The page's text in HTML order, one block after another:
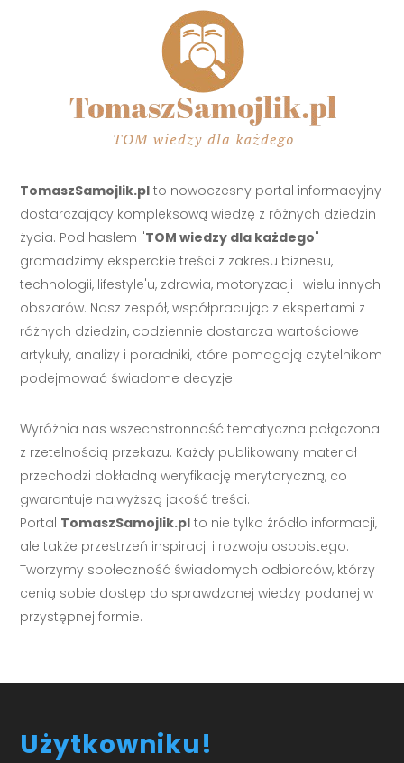
TomaszSamojlik.pl to nowoczesny portal informacyjny
dostarczający kompleksową wiedzę z różnych dziedzin
życia. Pod hasłem "TOM wiedzy dla każdego"
gromadzimy eksperckie treści z zakresu biznesu,
technologii, lifestyle'u, zdrowia, motoryzacji i wielu innych
obszarów. Nasz zespół, współpracując z ekspertami z
różnych dziedzin, codziennie dostarcza wartościowe
artykuły, analizy i poradniki, które pomagają czytelnikom
podejmować świadome decyzje.
Wyróżnia nas wszechstronność tematyczna połączona
z rzetelnością przekazu. Każdy publikowany materiał
przechodzi dokładną weryfikację merytoryczną, co
gwarantuje najwyższą jakość treści.
Portal TomaszSamojlik.pl to nie tylko źródło informacji,
ale także przestrzeń inspiracji i rozwoju osobistego.
Tworzymy społeczność świadomych odbiorców, którzy
cenią sobie dostęp do sprawdzonej wiedzy podanej w
przystępnej formie.
Użytkowniku!